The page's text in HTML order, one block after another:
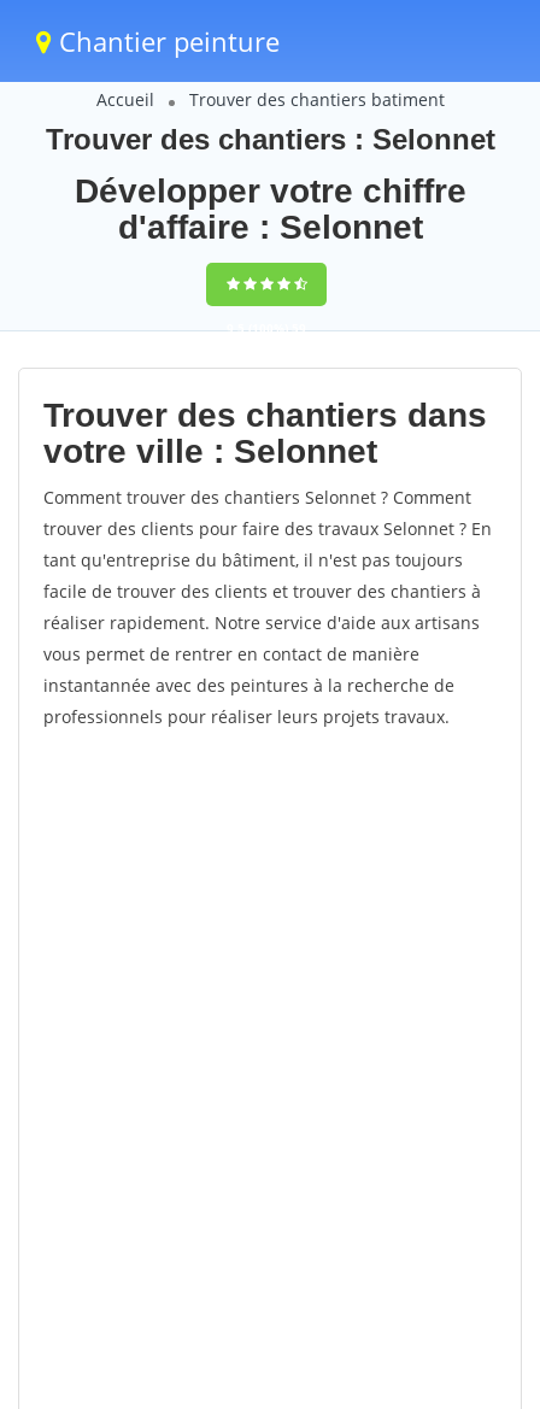
Chantier peinture
Accueil Trouver des chantiers batiment
Trouver des chantiers : Selonnet
Développer votre chiffre
d'affaire : Selonnet
9,5(100%)59
votes
Trouver des chantiers dans
votre ville : Selonnet
Comment trouver des chantiers Selonnet ? Comment
trouver des clients pour faire des travaux Selonnet ? En
tant qu'entreprise du bâtiment, il n'est pas toujours
facile de trouver des clients et trouver des chantiers à
réaliser rapidement. Notre service d'aide aux artisans
vous permet de rentrer en contact de manière
instantannée avec des peintures à la recherche de
professionnels pour réaliser leurs projets travaux.